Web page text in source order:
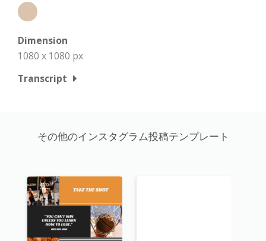
Dimension
1080 x 1080 px
Transcript
その他のインスタグラム投稿テンプレート